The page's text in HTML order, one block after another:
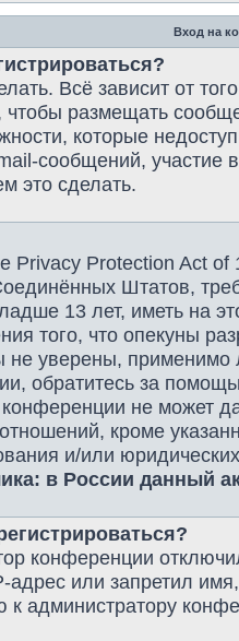
Вход на
Всё зависит от
чтобы размещать
которые
сообщений, участие
это сделать.
Privacy Protection Act
Штатов,
13 лет, иметь на
того, что опекуны
уверены, применимо
обратитесь за
не может
кроме
и/или
в России данный
конференции
или запретил
к администратору